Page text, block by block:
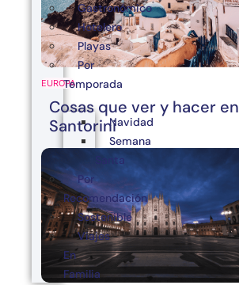
EUROPA
Cosas que ver y hacer en
Santorini
Gastronómico
Hotelero
Playas
Por
Temporada
Navidad
Semana
Santa
Por
Recomendación
Sostenible
Viajes
En
Familia